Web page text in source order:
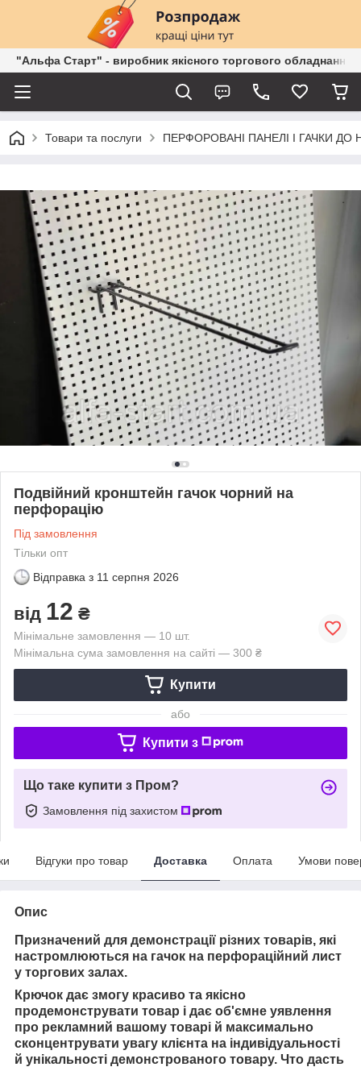
"Альфа Старт" - виробник якісного торгового обладнання
Товари та послуги ПЕРФОРОВАНІ ПАНЕЛІ І ГАЧКИ ДО
Подвійний кронштейн гачок чорний на
перфорацію
Під замовлення
Тільки опт
Відправка з 11 серпня 2026
від 12 ₴
Мінімальне замовлення — 10 шт.
Мінімальна сума замовлення на сайті — 300 ₴
Купити
або
Купити з
Що таке купити з Пром?
Замовлення під захистом
Відгуки про товар Доставка Оплата Умови
Опис
Призначений для демонстрації різних товарів, які
настромлюються на гачок на перфораційний лист
у торгових залах.
Крючок дає змогу красиво та якісно
продемонструвати товар і дає об'ємне уявлення
про рекламний вашому товарі й максимально
сконцентрувати увагу клієнта на індивідуальності
й унікальності демонстрованого товару. Что дасть